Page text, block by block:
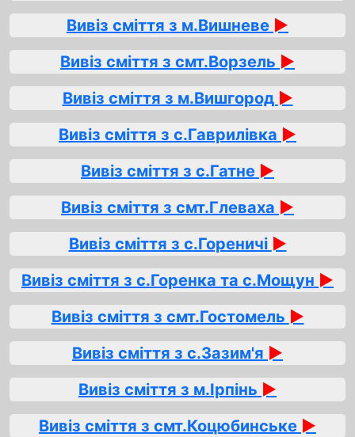
Вивіз сміття з м.Вишневе ►
Вивіз сміття з смт.Ворзель ►
Вивіз сміття з м.Вишгород ►
Вивіз сміття з с.Гаврилівка ►
Вивіз сміття з с.Гатне ►
Вивіз сміття з смт.Глеваха ►
Вивіз сміття з с.Гореничі ►
Вивіз сміття з с.Горенка та с.Мощун ►
Вивіз сміття з смт.Гостомель ►
Вивіз сміття з с.Зазим'я ►
Вивіз сміття з м.Ірпінь ►
Вивіз сміття з смт.Коцюбинське ►